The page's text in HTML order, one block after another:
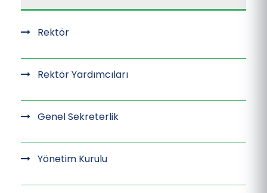
Rektör
Rektör Yardımcıları
Genel Sekreterlik
Yönetim Kurulu